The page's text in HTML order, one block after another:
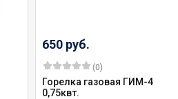
650 руб.
(0)
Горелка газовая ГИМ-4
0,75квт.